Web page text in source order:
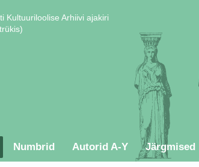
Kultuuriloolise Arhiivi ajakiri
Numbrid Autorid A-Y Järgmised